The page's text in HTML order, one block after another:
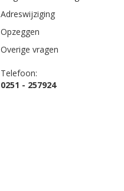
Adreswijziging
Opzeggen
Overige vragen
Telefoon:
0251 - 257924